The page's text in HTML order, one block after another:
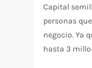
Capital
personas
negocio. Ya
hasta 3